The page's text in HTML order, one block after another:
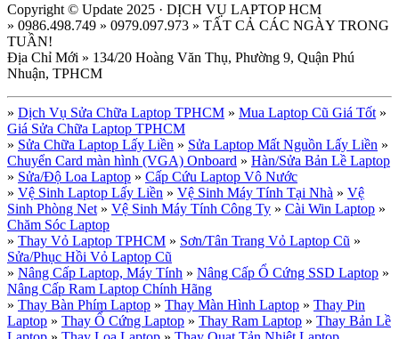
Copyright © Update 2025 · DỊCH VỤ LAPTOP HCM
» 0986.498.749 » 0979.097.973 » TẤT CẢ CÁC NGÀY TRONG
TUẦN!
Địa Chỉ Mới » 134/20 Hoàng Văn Thụ, Phường 9, Quận Phú
Nhuận, TPHCM
» Dịch Vụ Sửa Chữa Laptop TPHCM » Mua Laptop Cũ Giá Tốt »
Giá Sửa Chữa Laptop TPHCM
» Sửa Chữa Laptop Lấy Liền » Sửa Laptop Mất Nguồn Lấy Liền »
Chuyển Card màn hình (VGA) Onboard » Hàn/Sửa Bản Lề Laptop
» Sửa/Độ Loa Laptop » Cấp Cứu Laptop Vô Nước
» Vệ Sinh Laptop Lấy Liền » Vệ Sinh Máy Tính Tại Nhà » Vệ
Sinh Phòng Net » Vệ Sinh Máy Tính Công Ty » Cài Win Laptop »
Chăm Sóc Laptop
» Thay Vỏ Laptop TPHCM » Sơn/Tân Trang Vỏ Laptop Cũ »
Sửa/Phục Hồi Vỏ Laptop Cũ
» Nâng Cấp Laptop, Máy Tính » Nâng Cấp Ổ Cứng SSD Laptop »
Nâng Cấp Ram Laptop Chính Hãng
» Thay Bàn Phím Laptop » Thay Màn Hình Laptop » Thay Pin
Laptop » Thay Ổ Cứng Laptop » Thay Ram Laptop » Thay Bản Lề